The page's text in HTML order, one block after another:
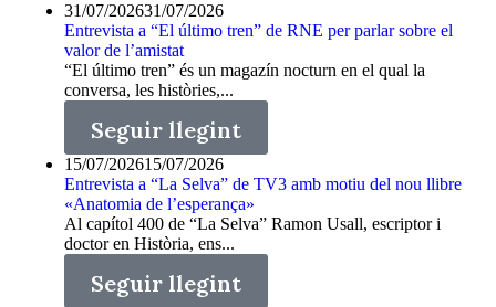
31/07/202631/07/2026
Entrevista a “El último tren” de RNE per parlar sobre el
valor de l’amistat
“El último tren” és un magazín nocturn en el qual la
conversa, les històries,...
Seguir llegint
15/07/202615/07/2026
Entrevista a “La Selva” de TV3 amb motiu del nou llibre
«Anatomia de l’esperança»
Al capítol 400 de “La Selva” Ramon Usall, escriptor i
doctor en Història, ens...
Seguir llegint